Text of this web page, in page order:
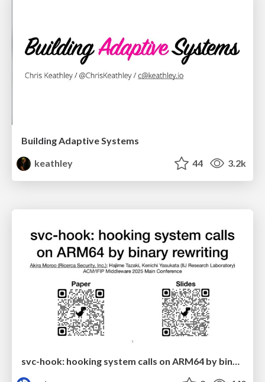
Building Adaptive Systems
keathley
44 3.2k
svc-hook: hooking system calls on ARM64 by binary rewriting